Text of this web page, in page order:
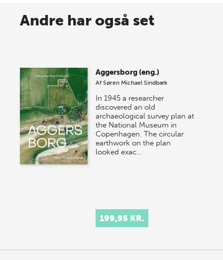
Spar op til 70% til sommer-
onsdag den 10. j…
Andre har også set
Aggersborg (eng.)
AfSøren Michael Sindbæk
In 1945 a researcher
discovered an old
archaeological survey plan at
the National Museum in
Copenhagen. The circular
earthwork on the plan
looked exac…
199,95 KR.